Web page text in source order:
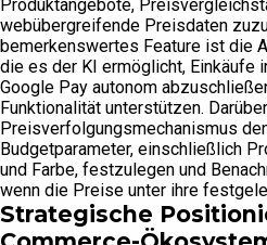
Produktangebote,
webübergreifende Preisdaten
bemerkenswertes Feature ist die
die es der KI ermöglicht, Einkäufe
Google Pay autonom
Funktionalität unterstützen.
Preisverfolgungsmechanismus
Budgetparameter, einschließlich
und Farbe, festzulegen und
wenn die Preise unter ihre
Strategische